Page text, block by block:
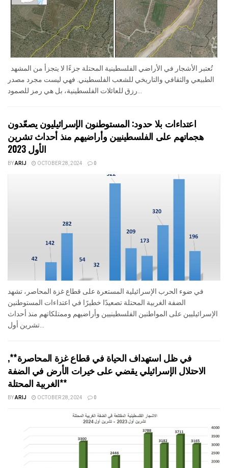
الطبيعي والثقافي والتاريخي للشعب الفلسطيني. فهي ليست مجرد مصدر
رزق للعائلات الفلسطينية، بل هي رمز للصمود...
اعتداءات بلا حدود: المستوطنون الإسرائيليون يصعّدون
هجماتهم على الفلسطينيين وأراضيهم منذ أحداث تشرين
الأول 2023
BYARIJ OCTOBER 28, 2024 0
في ضوء الحرب الإسرائيلية المستعرة على قطاع غزة المحاصر، تشهد
الضفة الغربية المحتلة تصعيدًا خطيرًا في اعتداءات المستوطنين
الإسرائيليين على المواطنين الفلسطينيين وأراضيهم وممتلكاتهم منذ أحداث
تشرين أول...
في ظل استهداف الحياة في قطاع غزة المحاصرة**,
الاحتلال الإسرائيلي يقضي على خيرات الأرض في الضفة
الغربية المحتلة**
BYARIJ OCTOBER 28, 2024 0